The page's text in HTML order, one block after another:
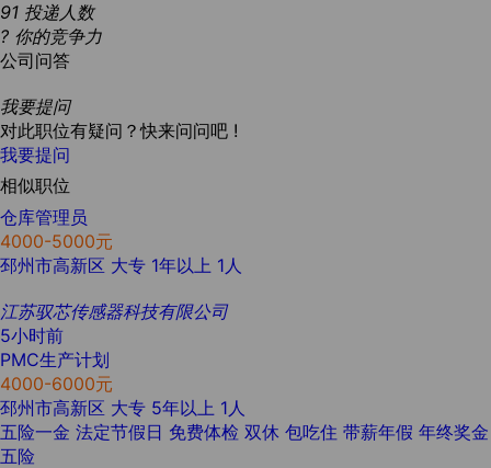
91 投递人数
? 你的竞争力
公司问答
我要提问
对此职位有疑问？快来问问吧 !
我要提问
相似职位
仓库管理员
4000-5000元
邳州市高新区 大专 1年以上 1人
江苏驭芯传感器科技有限公司
5小时前
PMC生产计划
4000-6000元
邳州市高新区 大专 5年以上 1人
五险一金 法定节假日 免费体检 双休 包吃住 带薪年假 年终奖金
五险